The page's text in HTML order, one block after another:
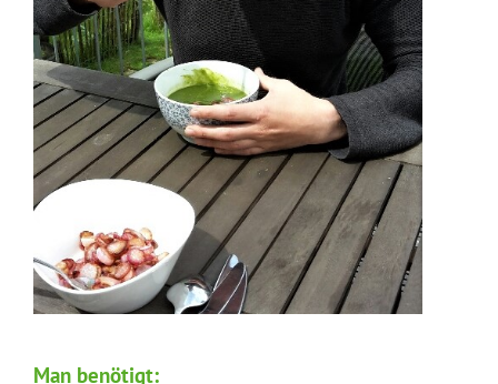
Man benötigt: